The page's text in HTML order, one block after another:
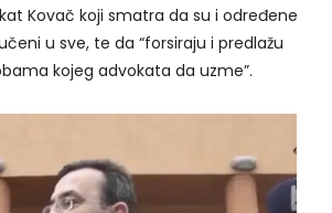
Kovač koji smatra da su i određene
u sve, te da “forsiraju i predlažu
kojeg advokata da uzme”.